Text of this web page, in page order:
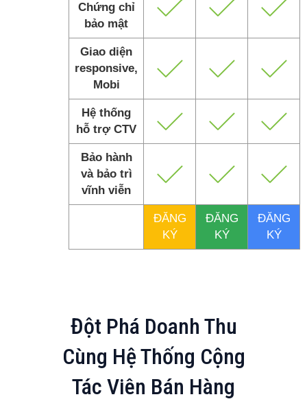
Chứng chỉ
bảo mật
Giao diện
responsive,
Mobi
Hệ thống
hỗ trợ CTV
Bảo hành
và bảo trì
vĩnh viễn
ĐĂNG
KÝ
ĐĂNG
KÝ
ĐĂNG
KÝ
Đột Phá Doanh Thu
Cùng Hệ Thống Cộng
Tác Viên Bán Hàng